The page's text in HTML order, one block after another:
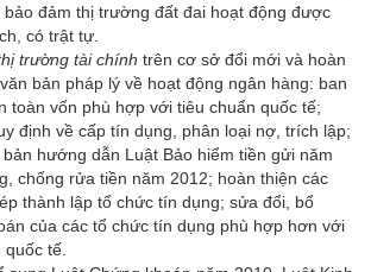
đảm thị trường đất đai hoạt động được
có trật tự.
trường tài chính trên cơ sở đổi mới và hoàn
bản pháp lý về hoạt động ngân hàng: ban
toàn vốn phù hợp với tiêu chuẩn quốc tế;
định về cấp tín dụng, phân loại nợ, trích lập;
hướng dẫn Luật Bảo hiểm tiền gửi năm
chống rửa tiền năm 2012; hoàn thiện các
thành lập tổ chức tín dụng; sửa đổi, bổ
của các tổ chức tín dụng phù hợp hơn với
tế.